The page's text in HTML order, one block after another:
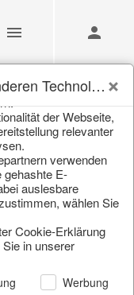
für
/Ostern/Karotten
Verwendung von Cookies und anderen Technologien
Informationen von
der Webseite,
relevanter
verwenden
gehashte E-
auslesbare
wählen Sie
Cookie-Erklärung
in unserer
Werbung